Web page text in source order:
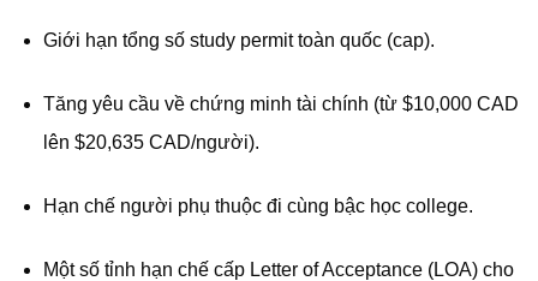
Giới hạn tổng số study permit toàn quốc (cap).
Tăng yêu cầu về chứng minh tài chính (từ $10,000 CAD
lên $20,635 CAD/người).
Hạn chế người phụ thuộc đi cùng bậc học college.
Một số tỉnh hạn chế cấp Letter of Acceptance (LOA) cho